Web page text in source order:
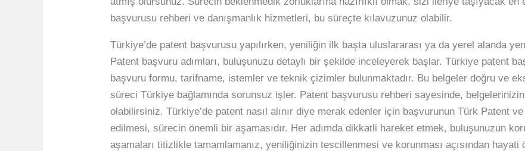
başvurusu rehberi ve danışmanlık hizmetleri, bu süreçte kılavuzunuz olabilir.
Türkiye’de patent başvurusu yapılırken, yeniliğin ilk başta uluslararası ya da yerel alanda
Patent başvuru adımları, buluşunuzu detaylı bir şekilde inceleyerek başlar. Türkiye patent
başvuru formu, tarifname, istemler ve teknik çizimler bulunmaktadır. Bu belgeler doğru ve
süreci Türkiye bağlamında sorunsuz işler. Patent başvurusu rehberi sayesinde,
olabilirsiniz. Türkiye’de patent nasıl alınır diye merak edenler için başvurunun Türk Patent
edilmesi, sürecin önemli bir aşamasıdır. Her adımda dikkatli hareket etmek, buluşunuzun
aşamaları titizlikle tamamlamanız, yeniliğinizin tescillenmesi ve korunması açısından